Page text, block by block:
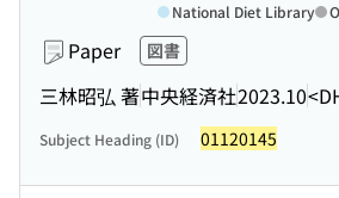
Paper 図書
三林昭弘 著中央経済社2023.10
National Diet Library
Subject Heading (ID) 01120145